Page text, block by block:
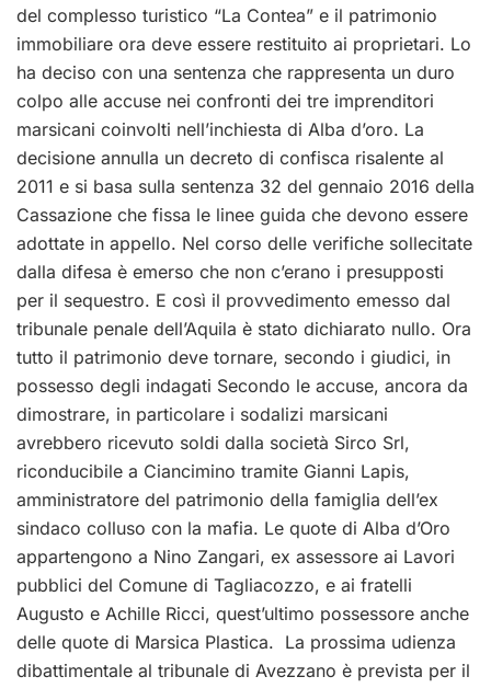
del complesso turistico “La Contea” e il patrimonio
immobiliare ora deve essere restituito ai proprietari. Lo
ha deciso con una sentenza che rappresenta un duro
colpo alle accuse nei confronti dei tre imprenditori
marsicani coinvolti nell’inchiesta di Alba d’oro. La
decisione annulla un decreto di confisca risalente al
2011 e si basa sulla sentenza 32 del gennaio 2016 della
Cassazione che fissa le linee guida che devono essere
adottate in appello. Nel corso delle verifiche sollecitate
dalla difesa è emerso che non c’erano i presupposti
per il sequestro. E così il provvedimento emesso dal
tribunale penale dell’Aquila è stato dichiarato nullo. Ora
tutto il patrimonio deve tornare, secondo i giudici, in
possesso degli indagati Secondo le accuse, ancora da
dimostrare, in particolare i sodalizi marsicani
avrebbero ricevuto soldi dalla società Sirco Srl,
riconducibile a Ciancimino tramite Gianni Lapis,
amministratore del patrimonio della famiglia dell’ex
sindaco colluso con la mafia. Le quote di Alba d’Oro
appartengono a Nino Zangari, ex assessore ai Lavori
pubblici del Comune di Tagliacozzo, e ai fratelli
Augusto e Achille Ricci, quest’ultimo possessore anche
delle quote di Marsica Plastica. La prossima udienza
dibattimentale al tribunale di Avezzano è prevista per il